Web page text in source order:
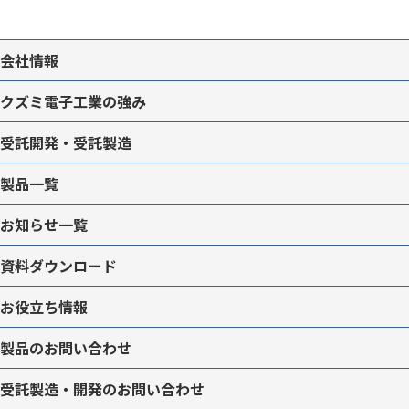
会社情報
クズミ電子工業の強み
受託開発・受託製造
製品一覧
お知らせ一覧
資料ダウンロード
お役立ち情報
製品のお問い合わせ
受託製造・開発のお問い合わせ